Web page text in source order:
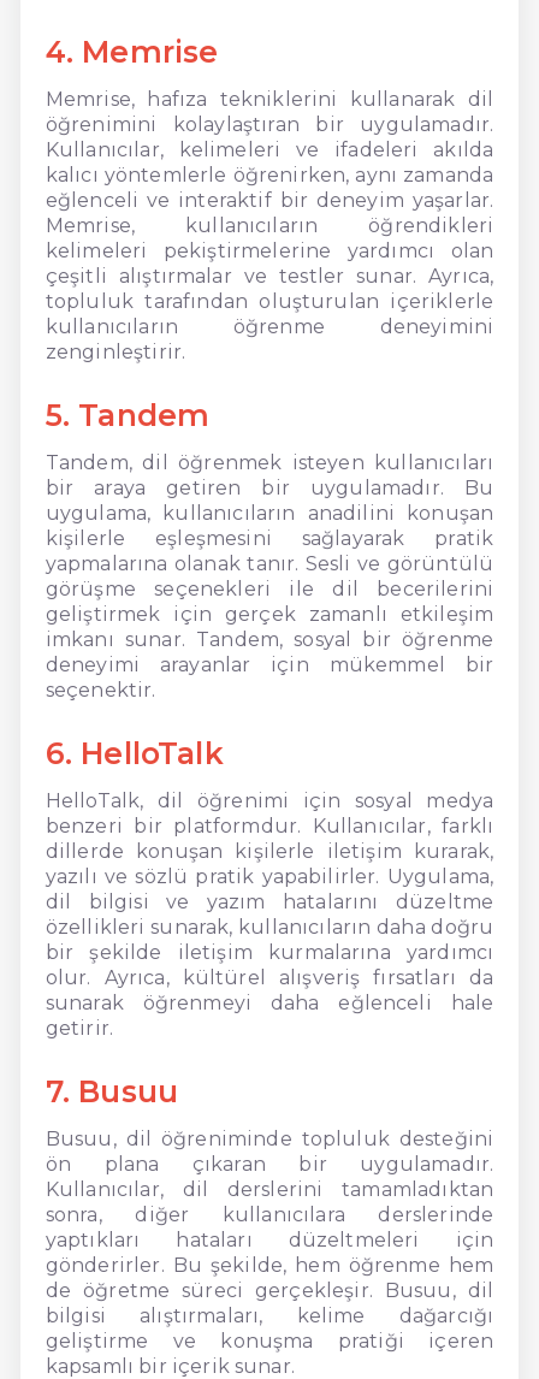
4. Memrise
Memrise, hafıza tekniklerini kullanarak dil
öğrenimini kolaylaştıran bir uygulamadır.
Kullanıcılar, kelimeleri ve ifadeleri akılda
kalıcı yöntemlerle öğrenirken, aynı zamanda
eğlenceli ve interaktif bir deneyim yaşarlar.
Memrise, kullanıcıların öğrendikleri
kelimeleri pekiştirmelerine yardımcı olan
çeşitli alıştırmalar ve testler sunar. Ayrıca,
topluluk tarafından oluşturulan içeriklerle
kullanıcıların öğrenme deneyimini
zenginleştirir.
5. Tandem
Tandem, dil öğrenmek isteyen kullanıcıları
bir araya getiren bir uygulamadır. Bu
uygulama, kullanıcıların anadilini konuşan
kişilerle eşleşmesini sağlayarak pratik
yapmalarına olanak tanır. Sesli ve görüntülü
görüşme seçenekleri ile dil becerilerini
geliştirmek için gerçek zamanlı etkileşim
imkanı sunar. Tandem, sosyal bir öğrenme
deneyimi arayanlar için mükemmel bir
seçenektir.
6. HelloTalk
HelloTalk, dil öğrenimi için sosyal medya
benzeri bir platformdur. Kullanıcılar, farklı
dillerde konuşan kişilerle iletişim kurarak,
yazılı ve sözlü pratik yapabilirler. Uygulama,
dil bilgisi ve yazım hatalarını düzeltme
özellikleri sunarak, kullanıcıların daha doğru
bir şekilde iletişim kurmalarına yardımcı
olur. Ayrıca, kültürel alışveriş fırsatları da
sunarak öğrenmeyi daha eğlenceli hale
getirir.
7. Busuu
Busuu, dil öğreniminde topluluk desteğini
ön plana çıkaran bir uygulamadır.
Kullanıcılar, dil derslerini tamamladıktan
sonra, diğer kullanıcılara derslerinde
yaptıkları hataları düzeltmeleri için
gönderirler. Bu şekilde, hem öğrenme hem
de öğretme süreci gerçekleşir. Busuu, dil
bilgisi alıştırmaları, kelime dağarcığı
geliştirme ve konuşma pratiği içeren
kapsamlı bir içerik sunar.